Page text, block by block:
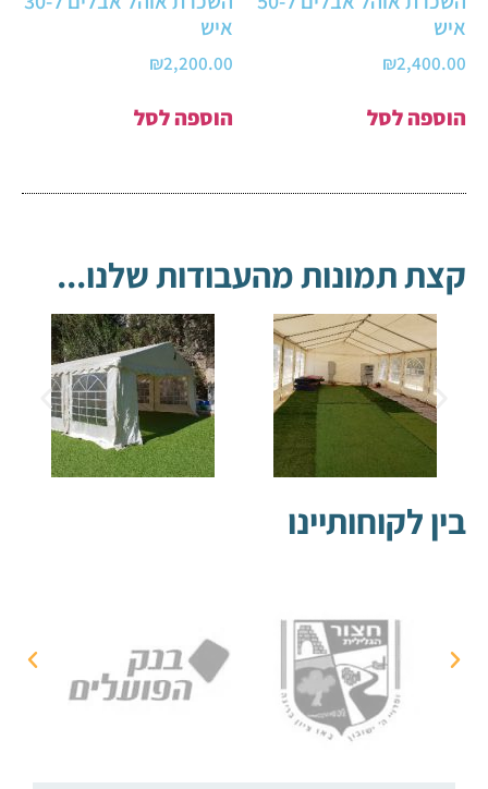
איש
₪2,400.00
הוספה לסל
איש
₪2,200.00
הוספה לסל
קצת תמונות מהעבודות שלנו...
בין לקוחותיינו